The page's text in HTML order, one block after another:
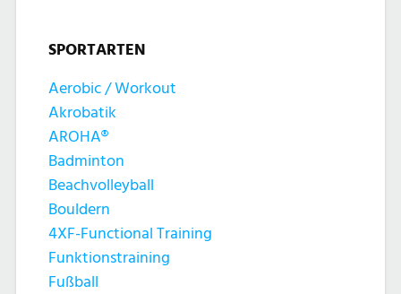
SPORTARTEN
Aerobic / Workout
Akrobatik
AROHA®
Badminton
Beachvolleyball
Bouldern
4XF-Functional Training
Funktionstraining
Fußball